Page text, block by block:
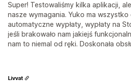
Super! Testowaliśmy kilka aplikacji,
nasze wymagania. Yuko ma
automatyczne wypłaty, wypłaty na
jeśli brakowało nam jakiejś
nam to niemal od ręki. Doskonała
Livvat